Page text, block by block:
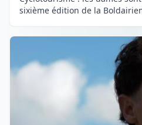
sixième édition de la